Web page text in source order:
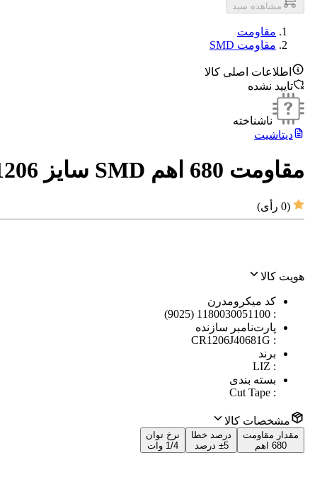
مشاهده سبد
مقاومت‌
مقاومت SMD
اطلاعات اصلی کالا
تایید نشده
ناشناخته
دیتاشیت
مقاومت 680 اهم SMD سایز 1206
(
0 رأی)
هویت کالا
کد میکرومدرن
:
1180030051100 (9025)
پارت‌نامبر سازنده
:
CR1206J40681G
برند
:
LIZ
بسته بندی
:
Cut Tape
مشخصات کالا
مقدار مقاومت
680 اهم
درصد خطا
±5 درصد
نرخ توان
1/4 وات